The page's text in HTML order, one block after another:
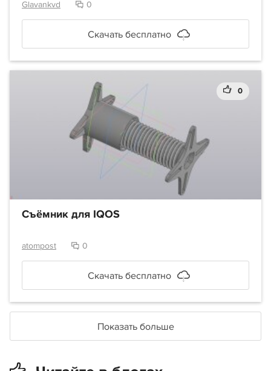
Glavankvd 0
Скачать бесплатно
0
Съёмник для IQOS
atompost 0
Скачать бесплатно
Показать больше